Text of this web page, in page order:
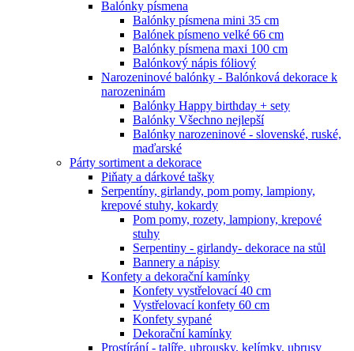
Balónky písmena
Balónky písmena mini 35 cm
Balónek písmeno velké 66 cm
Balónky písmena maxi 100 cm
Balónkový nápis fóliový
Narozeninové balónky - Balónková dekorace k
narozeninám
Balónky Happy birthday + sety
Balónky Všechno nejlepší
Balónky narozeninové - slovenské, ruské,
maďarské
Párty sortiment a dekorace
Piňaty a dárkové tašky
Serpentíny, girlandy, pom pomy, lampiony,
krepové stuhy, kokardy
Pom pomy, rozety, lampiony, krepové
stuhy
Serpentiny - girlandy- dekorace na stůl
Bannery a nápisy
Konfety a dekorační kamínky
Konfety vystřelovací 40 cm
Vystřelovací konfety 60 cm
Konfety sypané
Dekorační kamínky
Prostírání - talíře, ubrousky, kelímky, ubrusy